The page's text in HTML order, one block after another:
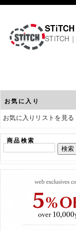
STiTCH
STiTCH
お気に入り
お気に入りリストを見る
商品検索